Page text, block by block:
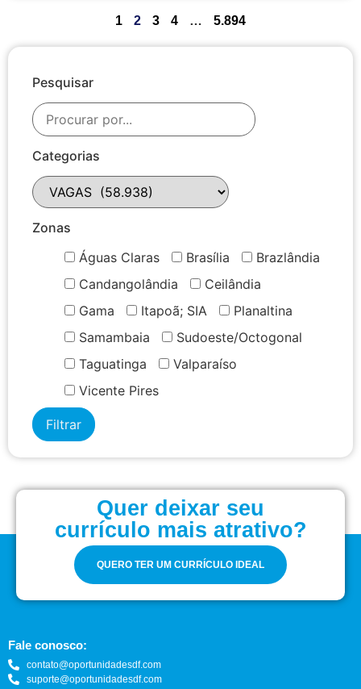
1 2 3 4 … 5.894
Pesquisar
Categorias
Zonas
Águas Claras
Brasília
Brazlândia
Candangolândia
Ceilândia
Gama
Itapoã; SIA
Planaltina
Samambaia
Sudoeste/Octogonal
Taguatinga
Valparaíso
Vicente Pires
Quer deixar seu
currículo mais atrativo?
QUERO TER UM CURRÍCULO IDEAL
Fale conosco:
contato@oportunidadesdf.com
suporte@oportunidadesdf.com